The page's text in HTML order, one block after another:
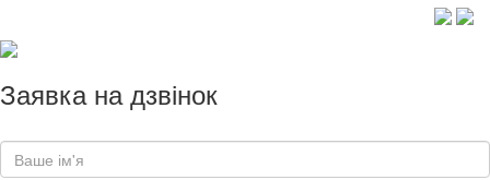
Заявка на дзвінок